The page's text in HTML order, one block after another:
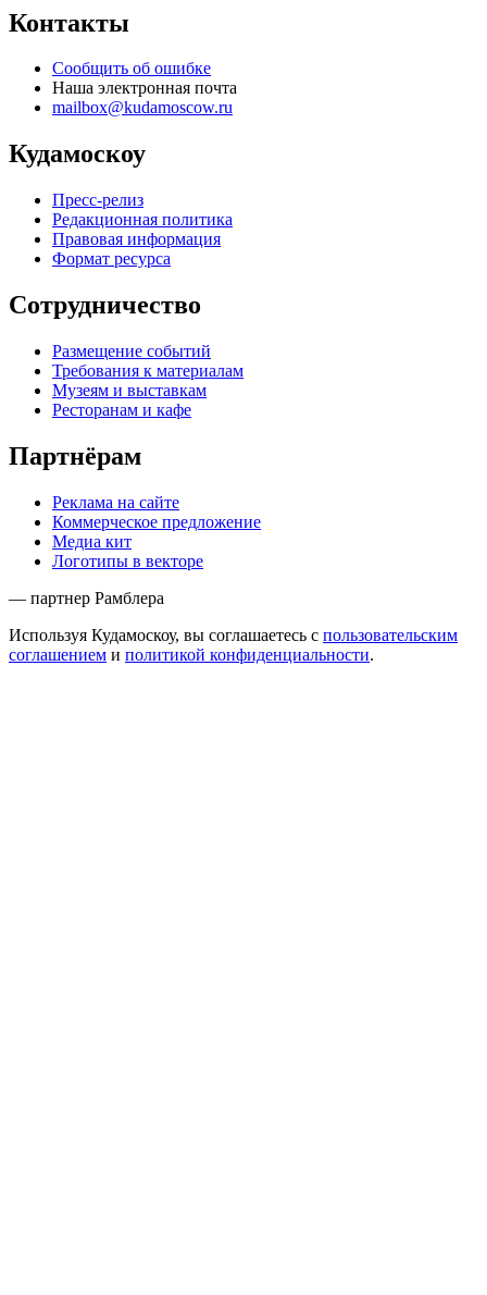
Контакты
Сообщить об ошибке
Наша электронная почта
mailbox@kudamoscow.ru
Кудамоскоу
Пресс-релиз
Редакционная политика
Правовая информация
Формат ресурса
Сотрудничество
Размещение событий
Требования к материалам
Музеям и выставкам
Ресторанам и кафе
Партнёрам
Реклама на сайте
Коммерческое предложение
Медиа кит
Логотипы в векторе
— партнер Рамблера
Используя Кудамоскоу, вы соглашаетесь с пользовательским
соглашением и политикой конфиденциальности.